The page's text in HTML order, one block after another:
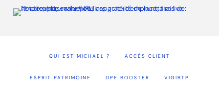
QUI EST MICHAEL ? ACCÈS CLIENT
ESPRIT PATRIMOINE DPE BOOSTER VIGIBTP